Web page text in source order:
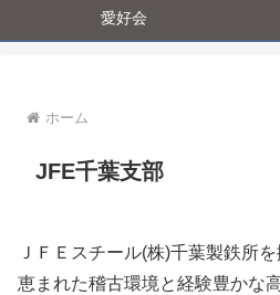
愛好会
ホーム
JFE千葉支部
ＪＦＥスチール(株)千葉製鉄所
恵まれた稽古環境と経験豊かな